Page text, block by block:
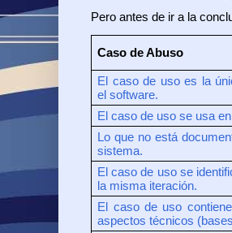
Pero antes de ir a la
Caso de Abuso
El caso de uso es la
el software.
El caso de uso se usa
Lo que no está
sistema.
El caso de uso se
la misma iteración.
El caso de uso
aspectos técnicos